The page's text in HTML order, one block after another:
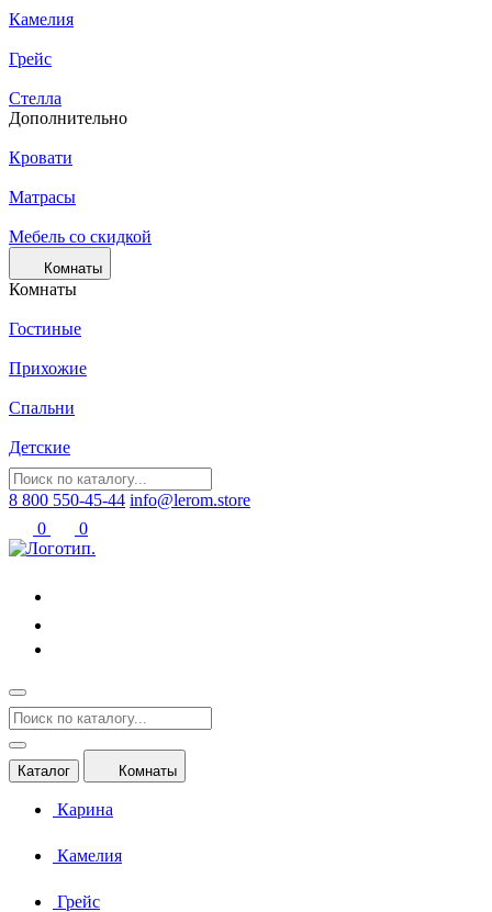
Камелия
Грейс
Стелла
Дополнительно
Кровати
Матрасы
Мебель со скидкой
Комнаты
Комнаты
Гостиные
Прихожие
Спальни
Детские
8 800 550-45-44 info@lerom.store
0
0
Каталог Комнаты
Карина
Камелия
Грейс